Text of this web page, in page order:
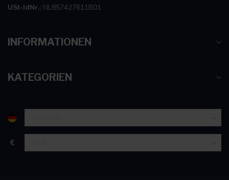
USt-IdNr.: NL857427611B01
INFORMATIONEN
KATEGORIEN
€